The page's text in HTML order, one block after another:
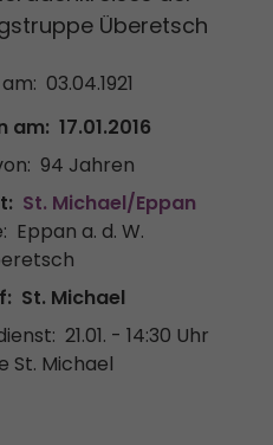
Überetsch
03.04.1921
am: 17.01.2016
94 Jahren
St. Michael/Eppan
Eppan a. d. W.
St. Michael
21.01. - 14:30 Uhr
St. Michael